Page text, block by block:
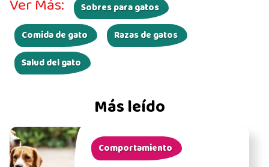
Más leído
Comportamiento
Ver Más:
Sobres para gatos
Comida de gato
Razas de gatos
Salud del gato